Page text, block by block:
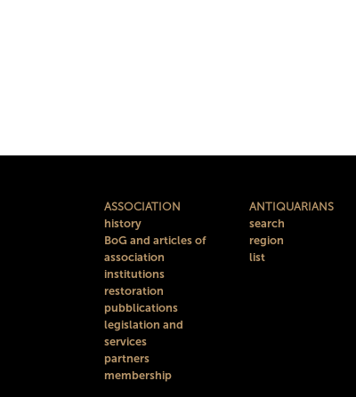
ASSOCIATION
history
BoG and articles of
association
institutions
restoration
pubblications
legislation and
services
partners
membership
ANTIQUARIANS
search
region
list